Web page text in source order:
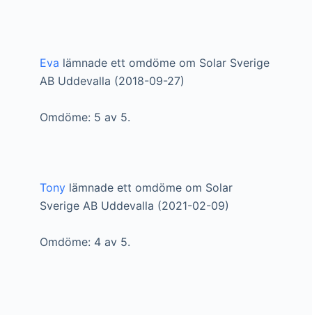
Eva lämnade ett omdöme om Solar Sverige
AB Uddevalla (2018-09-27)
Omdöme: 5 av 5.
Tonylämnade ett omdöme om Solar
Sverige AB Uddevalla (2021-02-09)
Omdöme: 4 av 5.